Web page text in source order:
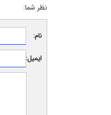
نظر شما:
نام:
ایمیل: